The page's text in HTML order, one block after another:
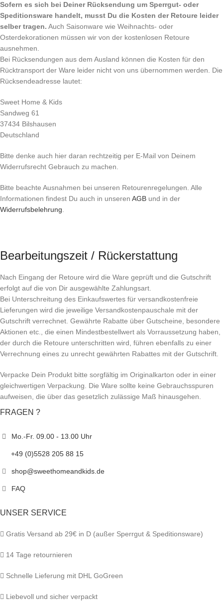
Sofern es sich bei Deiner Rücksendung um Sperrgut- oder
Speditionsware handelt, musst Du die Kosten der Retoure leider
selber tragen. Auch Saisonware wie Weihnachts- oder
Osterdekorationen müssen wir von der kostenlosen Retoure
ausnehmen.
Bei Rücksendungen aus dem Ausland können die Kosten für den
Rücktransport der Ware leider nicht von uns übernommen werden. Die
Rücksendeadresse lautet:
Sweet Home & Kids
Sandweg 61
37434 Bilshausen
Deutschland
Bitte denke auch hier daran rechtzeitig per E-Mail von Deinem
Widerrufsrecht Gebrauch zu machen.
Bitte beachte Ausnahmen bei unseren Retourenregelungen. Alle
Informationen findest Du auch in unseren AGB und in der
Widerrufsbelehrung
Bearbeitungszeit / Rückerstattung
Nach Eingang der Retoure wird die Ware geprüft und die Gutschrift
erfolgt auf die von Dir ausgewählte Zahlungsart.
Bei Unterschreitung des Einkaufswertes für versandkostenfreie
Lieferungen wird die jeweilige Versandkostenpauschale mit der
Gutschrift verrechnet. Gewährte Rabatte über Gutscheine, besondere
Aktionen etc., die einen Mindestbestellwert als Vorraussetzung haben,
der durch die Retoure unterschritten wird, führen ebenfalls zu einer
Verrechnung eines zu unrecht gewährten Rabattes mit der Gutschrift.
Verpacke Dein Produkt bitte sorgfältig im Originalkarton oder in einer
gleichwertigen Verpackung. Die Ware sollte keine Gebrauchsspuren
aufweisen, die über das gesetzlich zulässige Maß hinausgehen.
FRAGEN ?
Mo.-Fr. 09.00 - 13.00 Uhr
+49 (0)5528 205 88 15
shop@sweethomeandkids.de
FAQ
UNSER SERVICE
Gratis Versand ab 29€ in D (außer Sperrgut & Speditionsware)
14 Tage retournieren
Schnelle Lieferung mit DHL GoGreen
Liebevoll und sicher verpackt